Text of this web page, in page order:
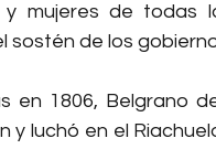
mujeres de todas
sostén de los
en 1806, Belgrano
y luchó en el